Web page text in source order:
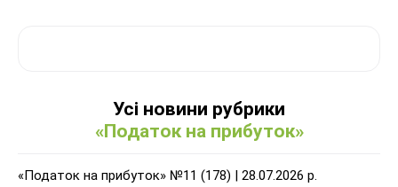
Усі новини рубрики
«Податок на прибуток»
«Податок на прибуток» №11 (178) | 28.07.2026 р.